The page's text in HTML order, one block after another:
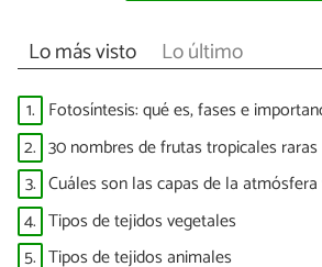
Lo más visto Lo último
1. Fotosíntesis: qué es, fases e
2. 30 nombres de frutas tropicales raras
3. Cuáles son las capas de la
4. Tipos de tejidos vegetales
5. Tipos de tejidos animales